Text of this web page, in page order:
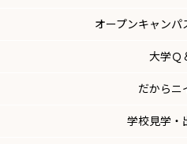
オープンキャンパ
大学Ｑ
だからニ
学校見学・